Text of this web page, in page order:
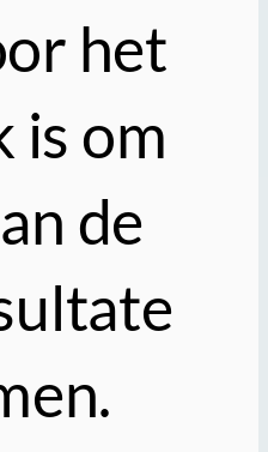
het
is om
de